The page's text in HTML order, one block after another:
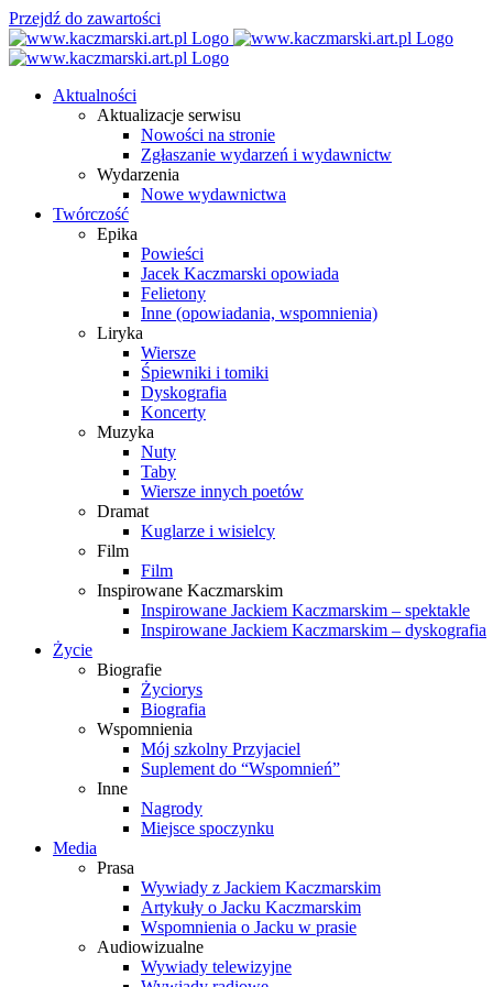
Przejdź do zawartości
Aktualności
Aktualizacje serwisu
Nowości na stronie
Zgłaszanie wydarzeń i wydawnictw
Wydarzenia
Nowe wydawnictwa
Twórczość
Epika
Powieści
Jacek Kaczmarski opowiada
Felietony
Inne (opowiadania, wspomnienia)
Liryka
Wiersze
Śpiewniki i tomiki
Dyskografia
Koncerty
Muzyka
Nuty
Taby
Wiersze innych poetów
Dramat
Kuglarze i wisielcy
Film
Film
Inspirowane Kaczmarskim
Inspirowane Jackiem Kaczmarskim – spektakle
Inspirowane Jackiem Kaczmarskim – dyskografia
Życie
Biografie
Życiorys
Biografia
Wspomnienia
Mój szkolny Przyjaciel
Suplement do “Wspomnień”
Inne
Nagrody
Miejsce spoczynku
Media
Prasa
Wywiady z Jackiem Kaczmarskim
Artykuły o Jacku Kaczmarskim
Wspomnienia o Jacku w prasie
Audiowizualne
Wywiady telewizyjne